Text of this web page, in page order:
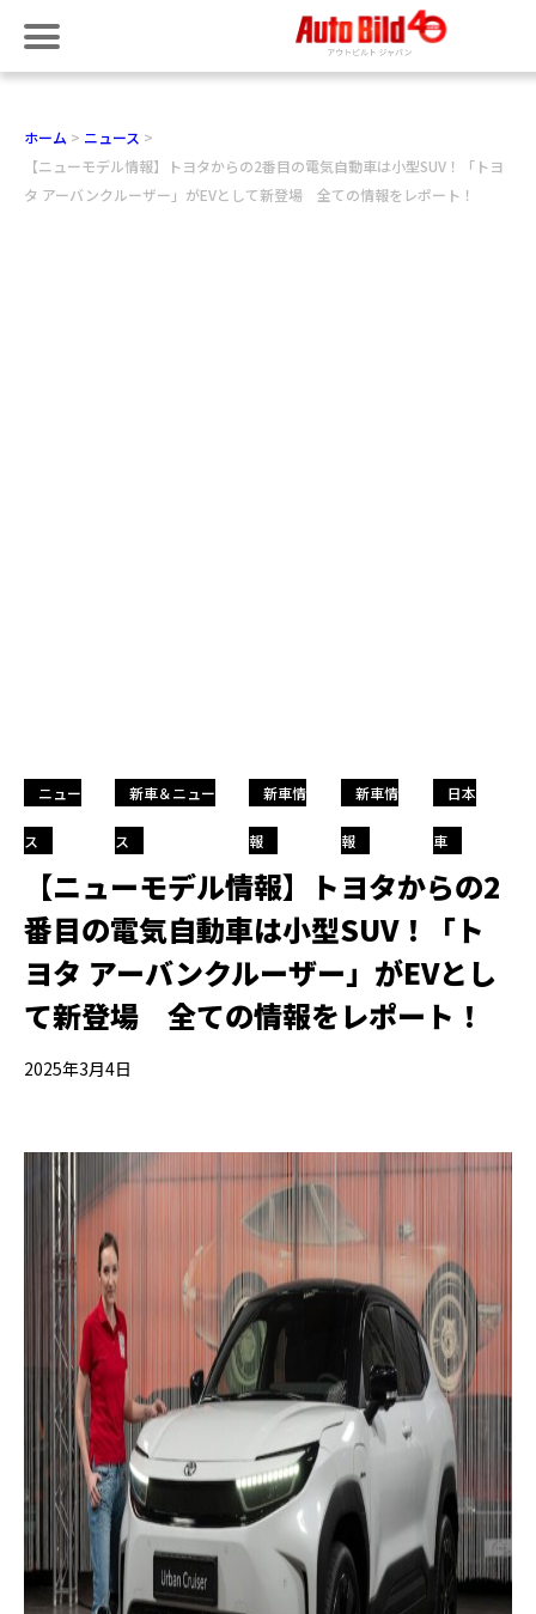
ホーム
ニュース
【ニューモデル情報】トヨタからの2番目の電気自動車は小型SUV！「トヨ
タ アーバンクルーザー」がEVとして新登場 全ての情報をレポート！
ニュー
ス
新車＆ニュー
ス
新車情
報
新車情
報
日本
車
【ニューモデル情報】トヨタからの2
番目の電気自動車は小型SUV！「ト
ヨタ アーバンクルーザー」がEVとし
て新登場 全ての情報をレポート！
2025年3月4日